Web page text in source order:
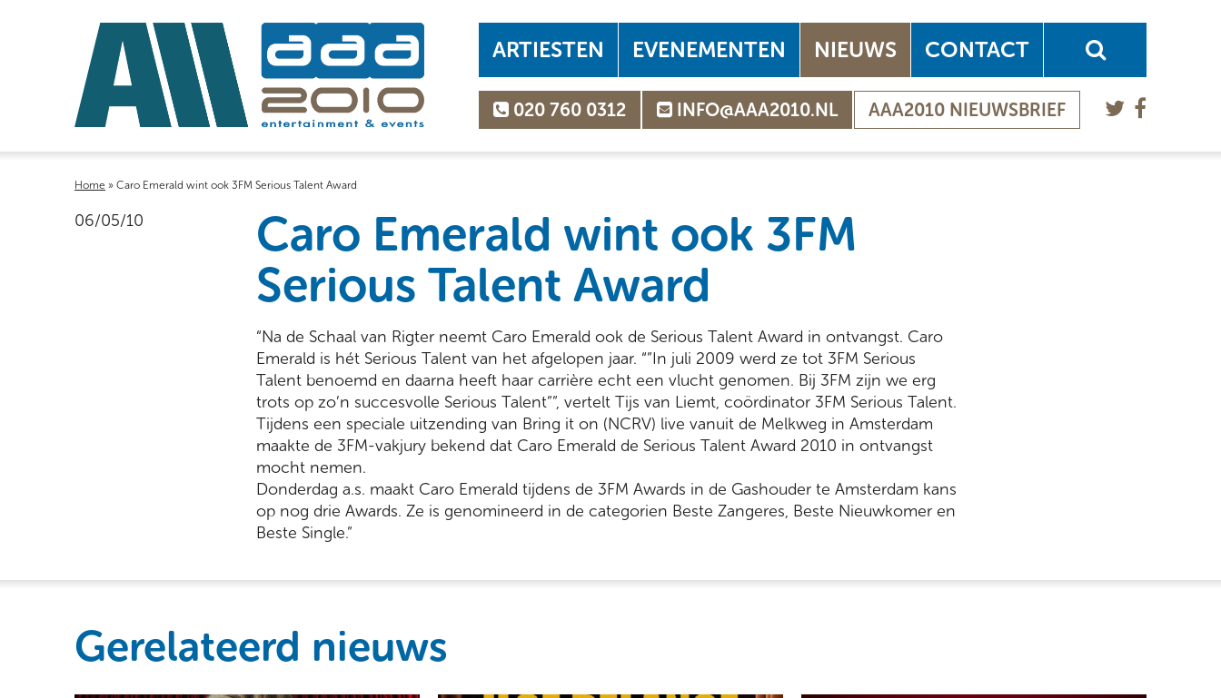
ARTIESTEN EVENEMENTEN NIEUWS CONTACT
020 760 0312 INFO@AAA2010.NL AAA2010 NIEUWSBRIEF
Home » Caro Emerald wint ook 3FM Serious Talent Award
06/05/10
Caro Emerald wint ook 3FM
Serious Talent Award
“Na de Schaal van Rigter neemt Caro Emerald ook de Serious Talent Award in ontvangst. Caro
Emerald is hét Serious Talent van het afgelopen jaar. “”In juli 2009 werd ze tot 3FM Serious
Talent benoemd en daarna heeft haar carrière echt een vlucht genomen. Bij 3FM zijn we erg
trots op zo’n succesvolle Serious Talent””, vertelt Tijs van Liemt, coördinator 3FM Serious Talent.
Tijdens een speciale uitzending van Bring it on (NCRV) live vanuit de Melkweg in Amsterdam
maakte de 3FM-vakjury bekend dat Caro Emerald de Serious Talent Award 2010 in ontvangst
mocht nemen.
Donderdag a.s. maakt Caro Emerald tijdens de 3FM Awards in de Gashouder te Amsterdam kans
op nog drie Awards. Ze is genomineerd in de categorien Beste Zangeres, Beste Nieuwkomer en
Beste Single.”
Gerelateerd nieuws